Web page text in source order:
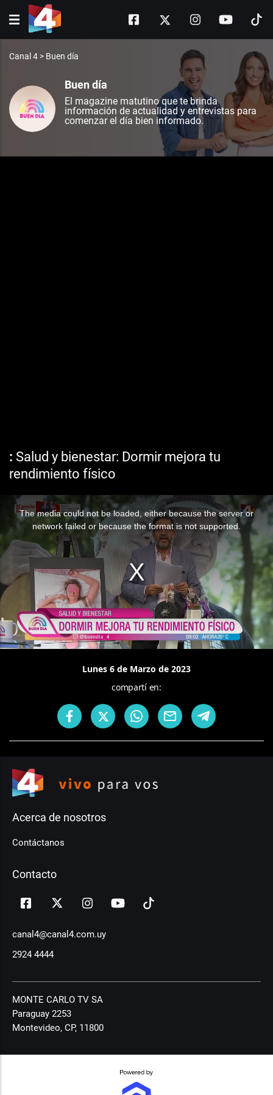
Canal 4 > Buen día
Buen día
El magazine matutino que te brinda
información de actualidad y entrevistas para
comenzar el día bien informado.
Salud y bienestar: Dormir mejora tu
rendimiento físico
The media could not be loaded, either because the server or
network failed or because the format is not supported.
Lunes 6 de Marzo de 2023
compartí en:
Acerca de nosotros
Contáctanos
Contacto
canal4@canal4.com.uy
2924 4444
MONTE CARLO TV SA
Paraguay 2253
Montevideo, CP, 11800